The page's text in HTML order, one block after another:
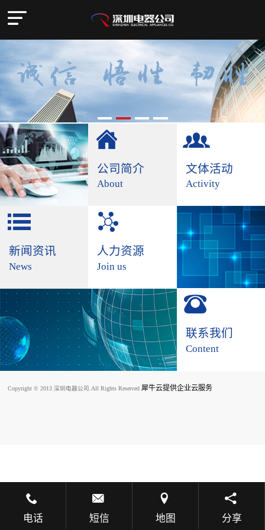
公司简介
About
文体活动
Activity
新闻资讯
News
人力资源
Join us
联系我们
Content
Copyright © 2013 深圳电器公司.All Rights Reserved犀牛云提供企业云服务
电话 短信 地图 分享